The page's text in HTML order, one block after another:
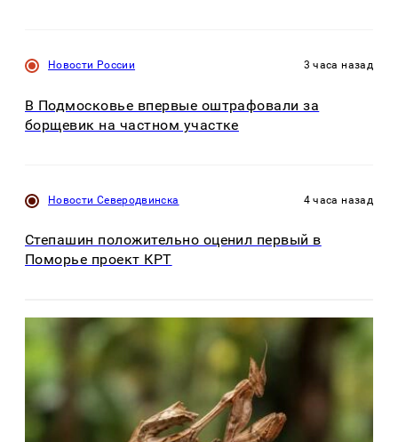
Новости России 3 часа назад
В Подмосковье впервые оштрафовали за
борщевик на частном участке
Новости Северодвинска 4 часа назад
Степашин положительно оценил первый в
Поморье проект КРТ